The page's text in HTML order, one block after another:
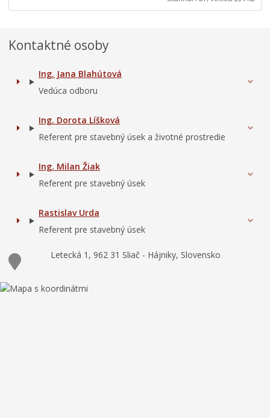
Kontaktné osoby
Ing. Jana Blahútová
Vedúca odboru
Ing. Dorota Líšková
Referent pre stavebný úsek a životné prostredie
Ing. Milan Žiak
Referent pre stavebný úsek
Rastislav Urda
Referent pre stavebný úsek
Letecká 1, 962 31 Sliač - Hájniky, Slovensko